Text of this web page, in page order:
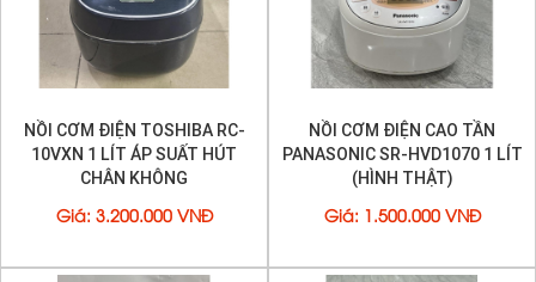
MADE IN JAPAN
NỒI CƠM ĐIỆN TOSHIBA RC-
10VXN 1 LÍT ÁP SUẤT HÚT
CHÂN KHÔNG
Giá : 3.200.000 VNĐ
NỒI CƠM ĐIỆN CAO TẦN
PANASONIC SR-HVD1070 1 LÍT
(HÌNH THẬT)
Giá : 1.500.000 VNĐ